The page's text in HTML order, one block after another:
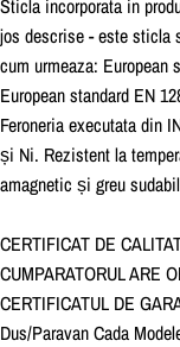
Sticla incorporata in
jos descrise - este sticla
cum urmeaza: European
European standard EN
Feroneriaexecutata din
și Ni. Rezistent la
amagnetic și greu
CERTIFICAT DE
CUMPARATORUL ARE
CERTIFICATUL DE
Dus/Paravan Cada